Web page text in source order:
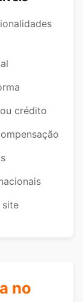
crédito
site
no